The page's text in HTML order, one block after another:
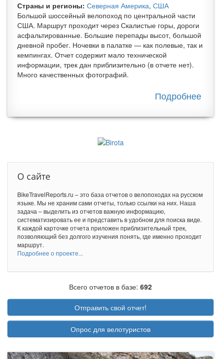
Страны и регионы: Северная Америка, США
Большой шоссейный велопоход по центральной части
США. Маршрут проходит через Скалистые горы, дороги
асфальтированные. Большие перепады высот, большой
дневной пробег. Ночевки в палатке — как полевые, так и
кемпингах. Отчет содержит мало технической
информации, трек дан приблизительно (в отчете нет).
Много качественных фотографий.
Подробнее
по
горы
О сайте
BikeTravelReports.ru – это база отчетов о велопоходах на русском
языке. Мы не храним сами отчеты, только ссылки на них. Наша
задача – выделить из отчетов важную информацию,
систематизировать ее и представить в удобном для поиска виде.
К каждой карточке отчета приложен приблизительный трек,
позволяющий без долгого изучения понять, где именно проходит
маршрут.
Подробнее о проекте...
Всего отчетов в базе: 692
Отправить свой отчет!
Опрос для велотуристов